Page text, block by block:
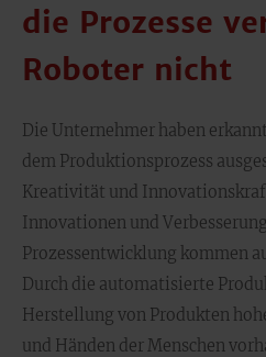
die Prozesse
Roboter nicht
Die Unternehmer haben
dem Produktionsprozess
Kreativität und
Innovationen und
Prozessentwicklung kommen
Durch die automatisierte
Herstellung von Produkten
und Händen der Menschen